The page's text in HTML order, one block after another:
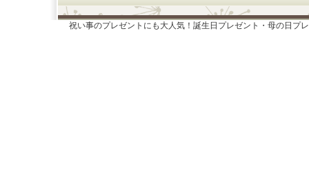
祝い事のプレゼントにも大人気！誕生日プレゼント・母の日プ